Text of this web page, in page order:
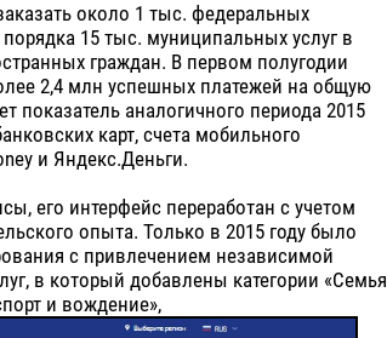
около 1 тыс. федеральных
15 тыс. муниципальных услуг в
граждан. В первом полугодии
2,4 млн успешных платежей на общую
показатель аналогичного периода 2015
карт, счета мобильного
и Яндекс.Деньги.
его интерфейс переработан с учетом
опыта. Только в 2015 году было
с привлечением независимой
в который добавлены категории «Семья
и вождение»,